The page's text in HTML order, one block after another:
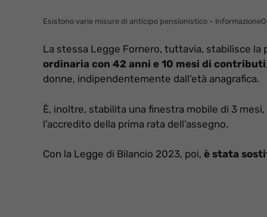
Esistono varie misure di anticipo pensionistico –
La stessa Legge Fornero, tuttavia, stabilisce la
ordinaria con 42 anni e 10 mesi di contributi
donne, indipendentemente dall’età anagrafica.
È, inoltre, stabilita una finestra mobile di 3
l’accredito della prima rata dell’assegno.
Con la Legge di Bilancio 2023, poi, è stata